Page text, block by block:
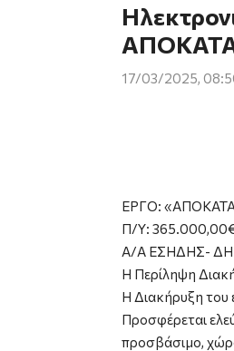
17/03/2025,
ΕΡΓΟ:
Π/Υ:
Α/Α ΕΣΗΔΗΣ-
Η Περίληψη
Η Διακήρυξη
Προσφέρεται
προσβάσιμο,